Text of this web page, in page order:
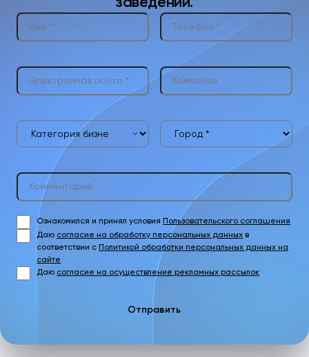
Ознакомился и принял условия Пользовательского соглашения
Даю согласие на обработку персональных данных в
соответствии с Политикой обработки персональных данных на
сайте
Даю согласие на осуществление рекламных рассылок
Отправить